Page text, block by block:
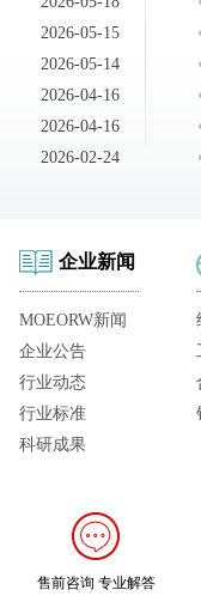
2026-05-15
2026-05-14
2026-04-16
2026-04-16
2026-02-24
企业新闻
MOEORW新闻
企业公告
行业动态
行业标准
科研成果
售前咨询 专业解答